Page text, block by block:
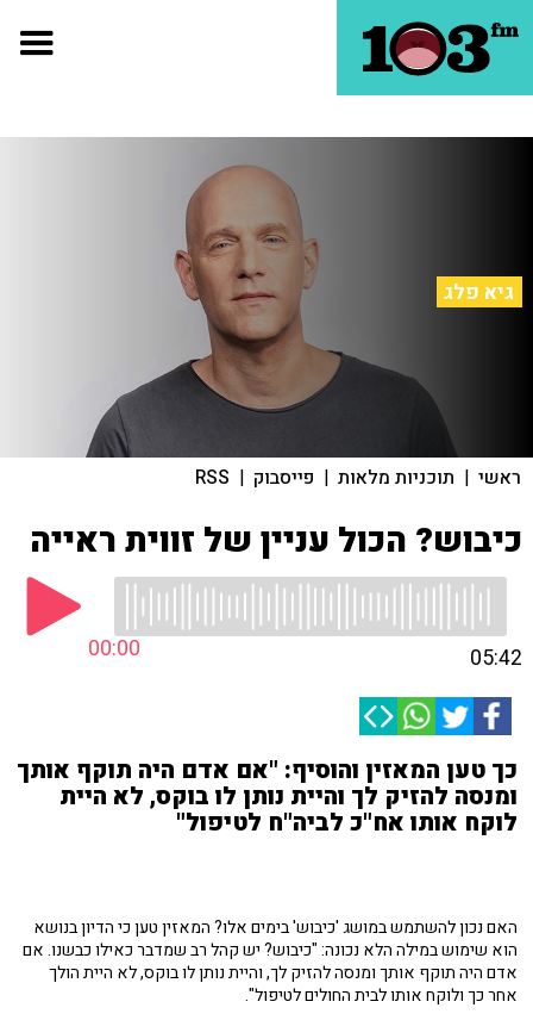
גיא פלג
ראשי | תוכניות מלאות | פייסבוק |
RSS
כיבוש? הכול עניין של זווית ראייה
00:00 05:42
כך טען המאזין והוסיף: "אם אדם היה תוקף אותך
ומנסה להזיק לך והיית נותן לו בוקס, לא היית
לוקח אותו אח"כ לביה"ח לטיפול"
האם נכון להשתמש במושג 'כיבוש' בימים אלו? המאזין טען כי הדיון בנושא
הוא שימוש במילה הלא נכונה: "כיבוש? יש קהל רב שמדבר כאילו כבשנו. אם
אדם היה תוקף אותך ומנסה להזיק לך, והיית נותן לו בוקס, לא היית הולך
אחר כך ולוקח אותו לבית החולים לטיפול".